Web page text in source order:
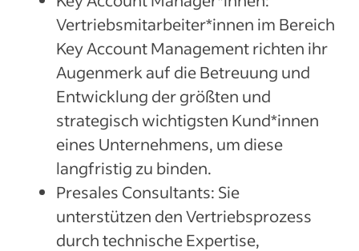
Vertriebsmitarbeiter*innen im Bereich
Key Account Management richten ihr
Augenmerk auf die Betreuung und
Entwicklung der größten und
strategisch wichtigsten Kund*innen
eines Unternehmens, um diese
langfristig zu binden.
Presales Consultants: Sie
unterstützen den Vertriebsprozess
durch technische Expertise,